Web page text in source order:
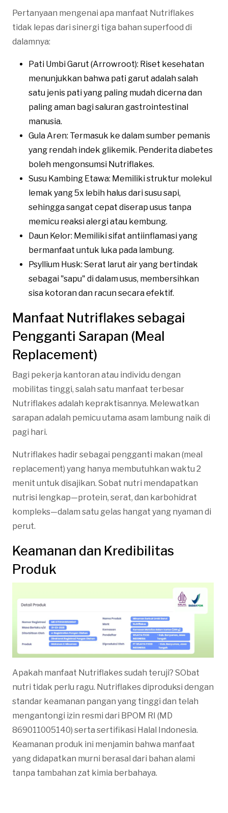
Pertanyaan mengenai apa manfaat Nutriflakes
tidak lepas dari sinergi tiga bahan superfood di
dalamnya:
Pati Umbi Garut (Arrowroot): Riset kesehatan
menunjukkan bahwa pati garut adalah salah
satu jenis pati yang paling mudah dicerna dan
paling aman bagi saluran gastrointestinal
manusia.
Gula Aren: Termasuk ke dalam sumber pemanis
yang rendah indek glikemik. Penderita diabetes
boleh mengonsumsi Nutriflakes.
Susu Kambing Etawa: Memiliki struktur molekul
lemak yang 5x lebih halus dari susu sapi,
sehingga sangat cepat diserap usus tanpa
memicu reaksi alergi atau kembung.
Daun Kelor: Memiliki sifat antiinflamasi yang
bermanfaat untuk luka pada lambung.
Psyllium Husk: Serat larut air yang bertindak
sebagai "sapu" di dalam usus, membersihkan
sisa kotoran dan racun secara efektif.
Manfaat Nutriflakes sebagai
Pengganti Sarapan (Meal
Replacement)
Bagi pekerja kantoran atau individu dengan
mobilitas tinggi, salah satu manfaat terbesar
Nutriflakes adalah kepraktisannya. Melewatkan
sarapan adalah pemicu utama asam lambung naik di
pagi hari.
Nutriflakes hadir sebagai pengganti makan (meal
replacement) yang hanya membutuhkan waktu 2
menit untuk disajikan. Sobat nutri mendapatkan
nutrisi lengkap—protein, serat, dan karbohidrat
kompleks—dalam satu gelas hangat yang nyaman di
perut.
Keamanan dan Kredibilitas
Produk
Apakah manfaat Nutriflakes sudah teruji? SObat
nutri tidak perlu ragu. Nutriflakes diproduksi dengan
standar keamanan pangan yang tinggi dan telah
mengantongi izin resmi dari BPOM RI (MD
869011005140) serta sertifikasi Halal Indonesia.
Keamanan produk ini menjamin bahwa manfaat
yang didapatkan murni berasal dari bahan alami
tanpa tambahan zat kimia berbahaya.